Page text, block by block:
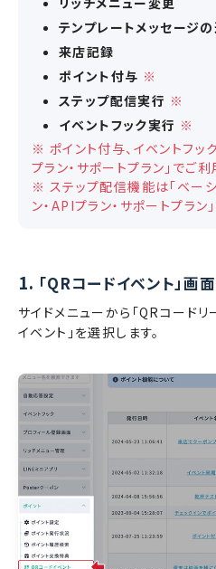
テンプレートメッセージ
来店記録
ポイント付与 ※
ステップ配信実行 ※
イベントフック実行 ※
※ ポイント付与、イベントフッ
プラン・サポートプラン」でご利
※ ステップ配信機能は「ベー
ン・APIプラン・サポートプラン
1. 「QRコードイベント」画
サイドメニューから「QRコードリ
イベント」を選択します。